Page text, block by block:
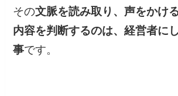
その文脈を読み取り、声をかけ
内容を判断するのは、経営者に
事です。